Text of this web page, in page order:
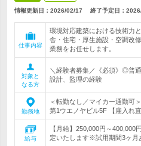
情報更新日：2026/02/17 終了予定日：
仕事内容
環境対応建築における技術力
舎・住宅・厚生施設・空調改
業務をお任せします。
対象と
なる方
＼経験者募集／《必須》◎普
設計、監理の経験
勤務地
＜転勤なし／マイカー通勤可
第1ウエノヤビル5F 【雇入れ
給与
【月給】250,000円～
定いたします※試用期間3ヶ月